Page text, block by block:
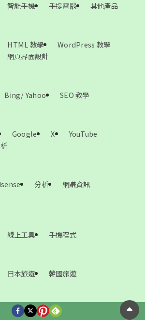
智能手機 手提電腦 其他產品
HTML 教學
WordPress 教學
網頁界面設計
Bing/ Yahoo SEO 教學
Google X
YouTube
分析
網賺資訊
線上工具 手機程式
日本旅遊 韓國旅遊